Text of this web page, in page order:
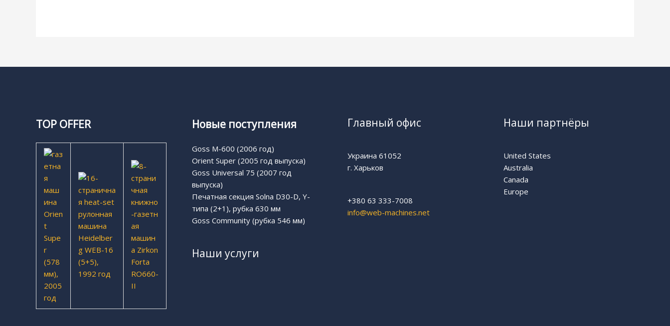
TOP OFFER Новые поступления
Goss M-600 (2006 год)
Orient Super (2005 год выпуска)
Goss Universal 75 (2007 год
выпуска)
Печатная секция Solna D30-D, Y-
типа (2+1), рубка 630 мм
Goss Community (рубка 546 мм)
Наши услуги
Главный офис
Украина 61052
г. Харьков
+380 63 333-7008
info@web-machines.net
Наши партнёры
United States
Australia
Canada
Europe